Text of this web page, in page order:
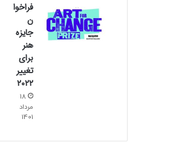
فراخوا
ن
جایزه
هنر
برای
تغییر
۲۰۲۲
18
مرداد
1401